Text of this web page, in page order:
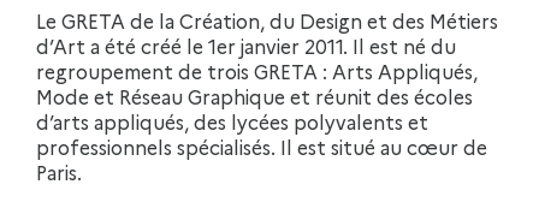
Le GRETA de la Création, du Design et des Métiers
d’Art a été créé le 1er janvier 2011. Il est né du
regroupement de trois GRETA : Arts Appliqués,
Mode et Réseau Graphique et réunit des écoles
d’arts appliqués, des lycées polyvalents et
professionnels spécialisés. Il est situé au cœur de
Paris.